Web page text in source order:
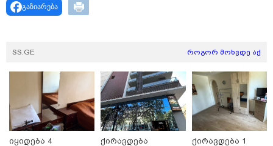
კაცი, რომელმაც მდინარეში დედა-შვილი
გადაარჩინა და თვითონ დინებამ გაიტაცა, ცოცხალი
იპოვეს
გაზიარება
SS.GE როგორ მოხვდე აქ
იყიდება 4
ქირავდება
ქირავდება 1